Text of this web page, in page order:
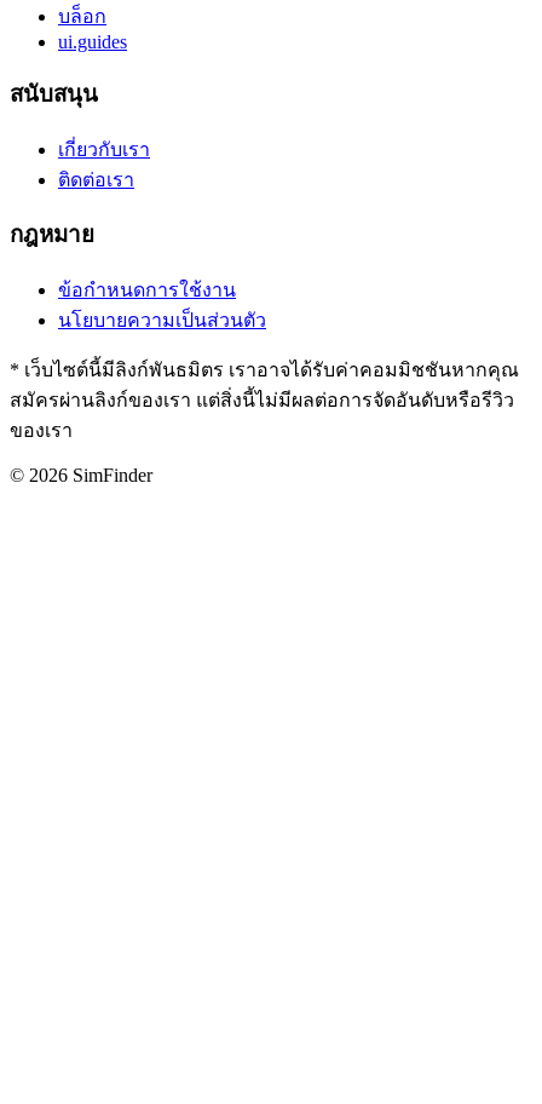
บล็อก
ui.guides
สนับสนุน
เกี่ยวกับเรา
ติดต่อเรา
กฎหมาย
ข้อกำหนดการใช้งาน
นโยบายความเป็นส่วนตัว
* เว็บไซต์นี้มีลิงก์พันธมิตร เราอาจได้รับค่าคอมมิชชันหากคุณ
สมัครผ่านลิงก์ของเรา แต่สิ่งนี้ไม่มีผลต่อการจัดอันดับหรือรีวิว
ของเรา
© 2026 SimFinder